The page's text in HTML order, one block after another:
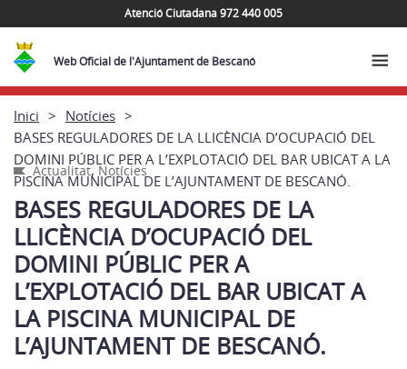
Atenció Ciutadana 972 440 005
Web Oficial de l'Ajuntament de Bescanó
Inici
Notícies
BASES REGULADORES DE LA LLICÈNCIA D’OCUPACIÓ DEL
DOMINI PÚBLIC PER A L’EXPLOTACIÓ DEL BAR UBICAT A LA
PISCINA MUNICIPAL DE L’AJUNTAMENT DE BESCANÓ.
Actualitat,Notícies
BASES REGULADORES DE LA
LLICÈNCIA D’OCUPACIÓ DEL
DOMINI PÚBLIC PER A
L’EXPLOTACIÓ DEL BAR UBICAT A
LA PISCINA MUNICIPAL DE
L’AJUNTAMENT DE BESCANÓ.